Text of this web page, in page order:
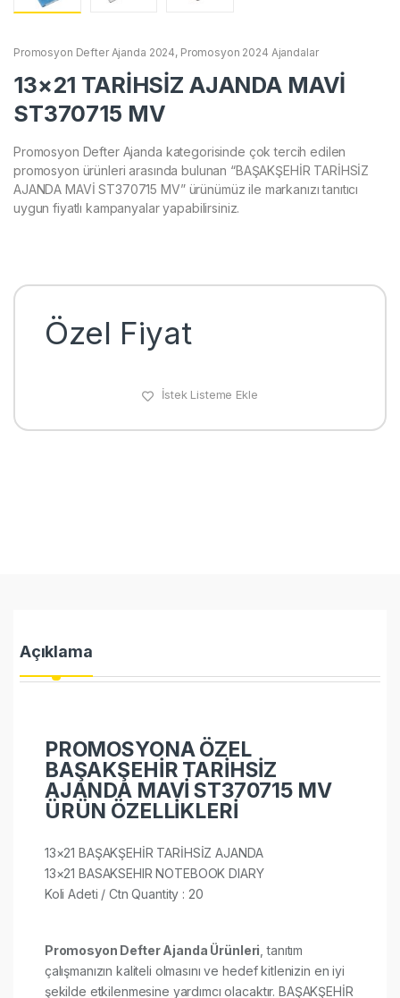
Promosyon Defter Ajanda 2024, Promosyon 2024 Ajandalar
13×21 TARİHSİZ AJANDA MAVİ
ST370715 MV
Promosyon Defter Ajanda kategorisinde çok tercih edilen
promosyon ürünleri arasında bulunan “BAŞAKŞEHİR TARİHSİZ
AJANDA MAVİ ST370715 MV” ürünümüz ile markanızı tanıtıcı
uygun fiyatlı kampanyalar yapabilirsiniz.
Özel Fiyat
İstek Listeme Ekle
Açıklama
PROMOSYONA ÖZEL
BAŞAKŞEHİR TARİHSİZ
AJANDA MAVİ ST370715 MV
ÜRÜN ÖZELLİKLERİ
13×21 BAŞAKŞEHİR TARİHSİZ AJANDA
13×21 BASAKSEHIR NOTEBOOK DIARY
Koli Adeti / Ctn Quantity : 20​​​
Promosyon Defter Ajanda Ürünleri , tanıtım
çalışmanızın kaliteli olmasını ve hedef kitlenizin en iyi
şekilde etkilenmesine yardımcı olacaktır. BAŞAKŞEHİR